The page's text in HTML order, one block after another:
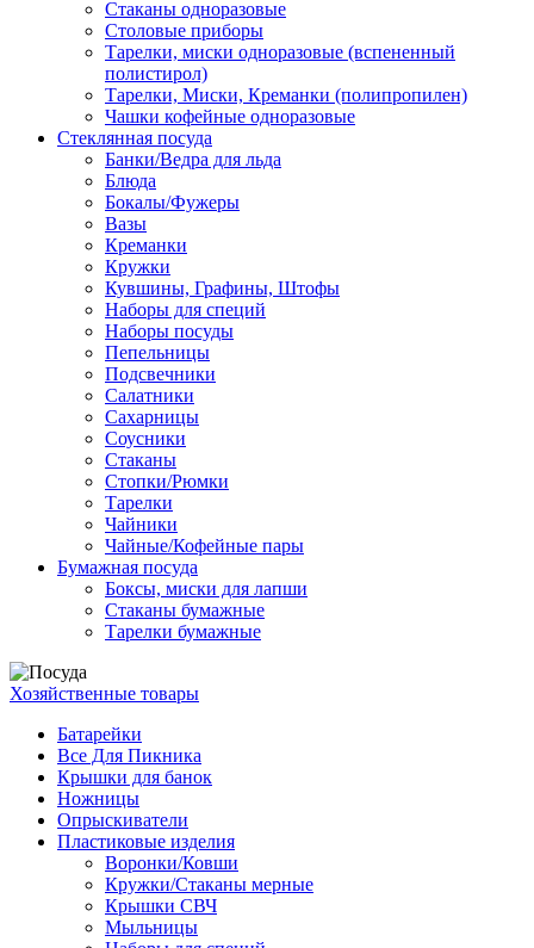
Стаканы одноразовые
Столовые приборы
Тарелки, миски одноразовые (вспененный
полистирол)
Тарелки, Миски, Креманки (полипропилен)
Чашки кофейные одноразовые
Стеклянная посуда
Банки/Ведра для льда
Блюда
Бокалы/Фужеры
Вазы
Креманки
Кружки
Кувшины, Графины, Штофы
Наборы для специй
Наборы посуды
Пепельницы
Подсвечники
Салатники
Сахарницы
Соусники
Стаканы
Стопки/Рюмки
Тарелки
Чайники
Чайные/Кофейные пары
Бумажная посуда
Боксы, миски для лапши
Стаканы бумажные
Тарелки бумажные
Хозяйственные товары
Батарейки
Все Для Пикника
Крышки для банок
Ножницы
Опрыскиватели
Пластиковые изделия
Воронки/Ковши
Кружки/Стаканы мерные
Крышки СВЧ
Мыльницы